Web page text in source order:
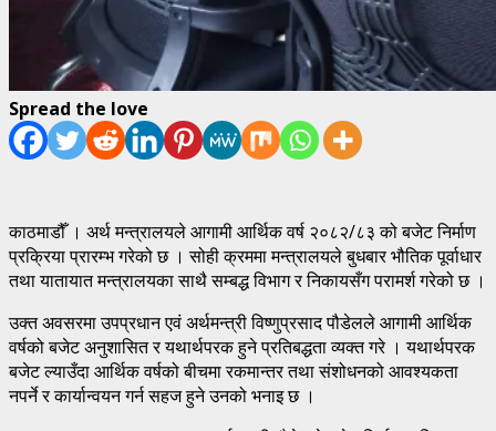
Spread the love
काठमाडौँ । अर्थ मन्त्रालयले आगामी आर्थिक वर्ष २०८२/८३ को बजेट निर्माण
प्रक्रिया प्रारम्भ गरेको छ । सोही क्रममा मन्त्रालयले बुधबार भौतिक पूर्वाधार
तथा यातायात मन्त्रालयका साथै सम्बद्ध विभाग र निकायसँग परामर्श गरेको छ ।
उक्त अवसरमा उपप्रधान एवं अर्थमन्त्री विष्णुप्रसाद पौडेलले आगामी आर्थिक
वर्षको बजेट अनुशासित र यथार्थपरक हुने प्रतिबद्धता व्यक्त गरे । यथार्थपरक
बजेट ल्याउँदा आर्थिक वर्षको बीचमा रकमान्तर तथा संशोधनको आवश्यकता
नपर्ने र कार्यान्वयन गर्न सहज हुने उनको भनाइ छ ।